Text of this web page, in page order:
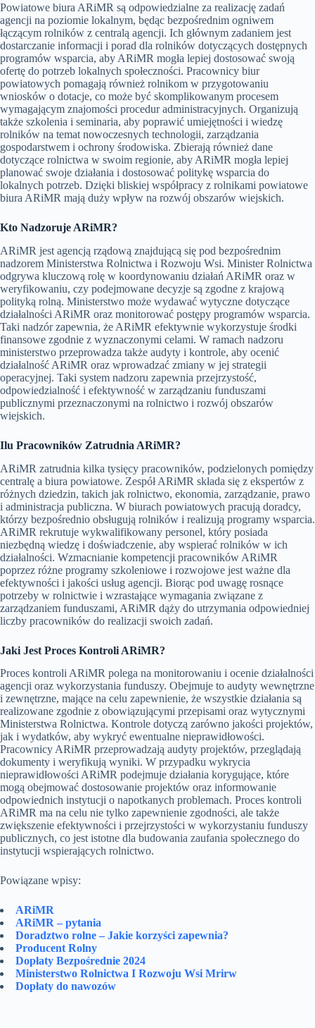
Powiatowe biura ARiMR są odpowiedzialne za realizację zadań
agencji na poziomie lokalnym, będąc bezpośrednim ogniwem
łączącym rolników z centralą agencji. Ich głównym zadaniem jest
dostarczanie informacji i porad dla rolników dotyczących dostępnych
programów wsparcia, aby ARiMR mogła lepiej dostosować swoją
ofertę do potrzeb lokalnych społeczności. Pracownicy biur
powiatowych pomagają również rolnikom w przygotowaniu
wniosków o dotacje, co może być skomplikowanym procesem
wymagającym znajomości procedur administracyjnych. Organizują
także szkolenia i seminaria, aby poprawić umiejętności i wiedzę
rolników na temat nowoczesnych technologii, zarządzania
gospodarstwem i ochrony środowiska. Zbierają również dane
dotyczące rolnictwa w swoim regionie, aby ARiMR mogła lepiej
planować swoje działania i dostosować politykę wsparcia do
lokalnych potrzeb. Dzięki bliskiej współpracy z rolnikami powiatowe
biura ARiMR mają duży wpływ na rozwój obszarów wiejskich.
Kto Nadzoruje ARiMR?
ARiMR jest agencją rządową znajdującą się pod bezpośrednim
nadzorem Ministerstwa Rolnictwa i Rozwoju Wsi. Minister Rolnictwa
odgrywa kluczową rolę w koordynowaniu działań ARiMR oraz w
weryfikowaniu, czy podejmowane decyzje są zgodne z krajową
polityką rolną. Ministerstwo może wydawać wytyczne dotyczące
działalności ARiMR oraz monitorować postępy programów wsparcia.
Taki nadzór zapewnia, że ARiMR efektywnie wykorzystuje środki
finansowe zgodnie z wyznaczonymi celami. W ramach nadzoru
ministerstwo przeprowadza także audyty i kontrole, aby ocenić
działalność ARiMR oraz wprowadzać zmiany w jej strategii
operacyjnej. Taki system nadzoru zapewnia przejrzystość,
odpowiedzialność i efektywność w zarządzaniu funduszami
publicznymi przeznaczonymi na rolnictwo i rozwój obszarów
wiejskich.
Ilu Pracowników Zatrudnia ARiMR?
ARiMR zatrudnia kilka tysięcy pracowników, podzielonych pomiędzy
centralę a biura powiatowe. Zespół ARiMR składa się z ekspertów z
różnych dziedzin, takich jak rolnictwo, ekonomia, zarządzanie, prawo
i administracja publiczna. W biurach powiatowych pracują doradcy,
którzy bezpośrednio obsługują rolników i realizują programy wsparcia.
ARiMR rekrutuje wykwalifikowany personel, który posiada
niezbędną wiedzę i doświadczenie, aby wspierać rolników w ich
działalności. Wzmacnianie kompetencji pracowników ARiMR
poprzez różne programy szkoleniowe i rozwojowe jest ważne dla
efektywności i jakości usług agencji. Biorąc pod uwagę rosnące
potrzeby w rolnictwie i wzrastające wymagania związane z
zarządzaniem funduszami, ARiMR dąży do utrzymania odpowiedniej
liczby pracowników do realizacji swoich zadań.
Jaki Jest Proces Kontroli ARiMR?
Proces kontroli ARiMR polega na monitorowaniu i ocenie działalności
agencji oraz wykorzystania funduszy. Obejmuje to audyty wewnętrzne
i zewnętrzne, mające na celu zapewnienie, że wszystkie działania są
realizowane zgodnie z obowiązującymi przepisami oraz wytycznymi
Ministerstwa Rolnictwa. Kontrole dotyczą zarówno jakości projektów,
jak i wydatków, aby wykryć ewentualne nieprawidłowości.
Pracownicy ARiMR przeprowadzają audyty projektów, przeglądają
dokumenty i weryfikują wyniki. W przypadku wykrycia
nieprawidłowości ARiMR podejmuje działania korygujące, które
mogą obejmować dostosowanie projektów oraz informowanie
odpowiednich instytucji o napotkanych problemach. Proces kontroli
ARiMR ma na celu nie tylko zapewnienie zgodności, ale także
zwiększenie efektywności i przejrzystości w wykorzystaniu funduszy
publicznych, co jest istotne dla budowania zaufania społecznego do
instytucji wspierających rolnictwo.
Powiązane wpisy:
ARiMR
ARiMR – pytania
Doradztwo rolne – Jakie korzyści zapewnia?
Producent Rolny
Dopłaty Bezpośrednie 2024
Ministerstwo Rolnictwa I Rozwoju Wsi Mrirw
Dopłaty do nawozów